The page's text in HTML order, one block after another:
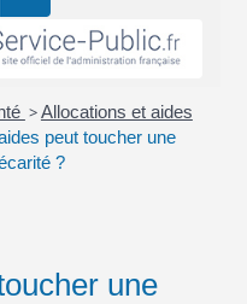
>Allocations et aides
peut toucher une
?
une